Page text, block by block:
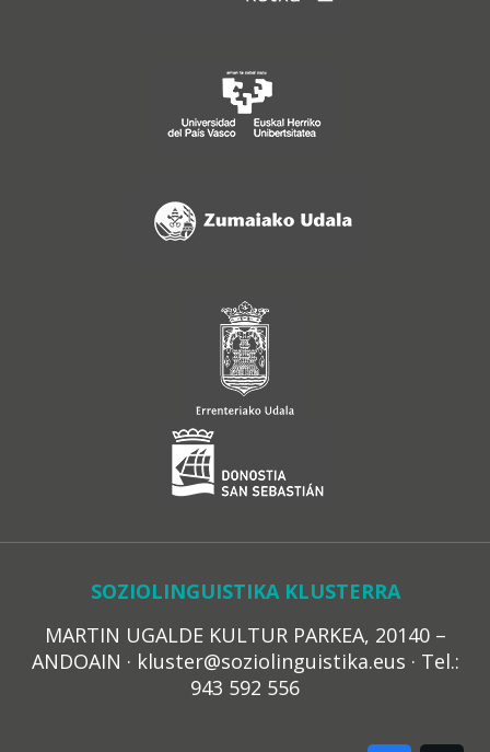
SOZIOLINGUISTIKA KLUSTERRA
MARTIN UGALDE KULTUR PARKEA, 20140 –
ANDOAIN · kluster@soziolinguistika.eus · Tel.:
943 592 556